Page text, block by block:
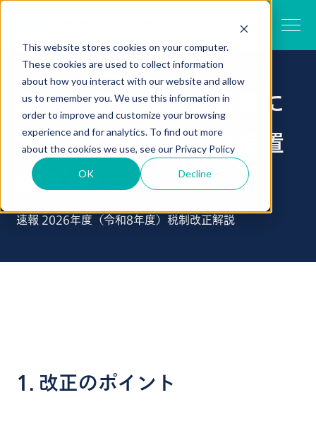
This website stores cookies on your computer.
These cookies are used to collect information
about how you interact with our website and allow
us to remember you. We use this information in
order to improve and customize your browsing
experience and for analytics. To find out more
about the cookies we use, see our Privacy Policy
OK Decline
極めて高い水準の所得に
対する負担の適正化措置
の見直し
速報 2026年度（令和8年度）税制改正解説
1. 改正のポイント